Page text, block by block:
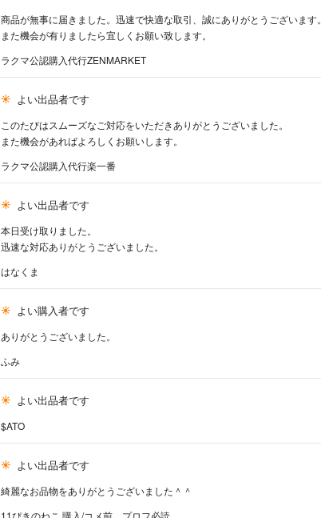
商品が無事に届きました。迅速で快適な取引、誠にありがとうございます。
また機会が有りましたら宜しくお願い致します。
ラクマ公認購入代行ZENMARKET
よい出品者です
このたびはスムーズなご対応をいただきありがとうございました。
また機会があればよろしくお願いします。
ラクマ公認購入代行楽一番
よい出品者です
本日受け取りました。
迅速な対応ありがとうございました。
はなくま
よい購入者です
ありがとうございました。
ふみ
よい出品者です
$ATO
よい出品者です
綺麗なお品物をありがとうございました＾＾